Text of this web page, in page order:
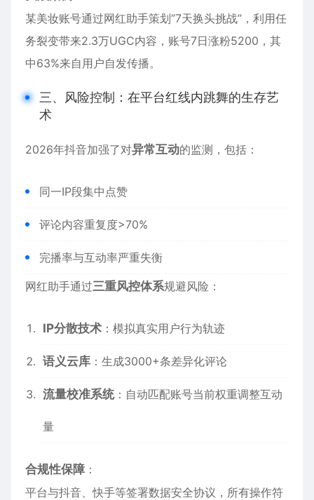
某美妆账号通过网红助手策划”7天换头挑战”，利用任
务裂变带来2.3万UGC内容，账号7日涨粉5200，其
中63%来自用户自发传播。
三、风险控制：在平台红线内跳舞的生存艺
术
2026年抖音加强了对异常互动的监测，包括：
同一IP段集中点赞
评论内容重复度>70%
完播率与互动率严重失衡
网红助手通过三重风控体系规避风险：
IP分散技术 ：模拟真实用户行为轨迹
语义云库 ：生成3000+条差异化评论
流量校准系统：自动匹配账号当前权重调整互动
量
合规性保障 ：
平台与抖音、快手等签署数据安全协议，所有操作符